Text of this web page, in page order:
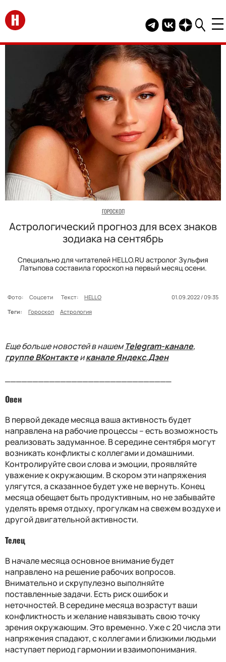
Перейти на главную
Telegram канал
Группа HELLO
Канал
ГОРОСКОП
Астрологический прогноз для всех знаков
зодиака на сентябрь
Специально для читателей HELLO.RU астролог Зульфия
Латыпова составила гороскоп на первый месяц осени.
Фото: Соцсети Текст: HELLO
01.09.2022 / 09:35
Теги:
Гороскоп Астрология
Еще больше новостей в нашемTelegram-канале,
группе ВКонтактеиканале Яндекс.Дзен
Овен
В первой декаде месяца ваша активность будет
направлена на рабочие процессы – есть возможность
реализовать задуманное. В середине сентября могут
возникать конфликты с коллегами и домашними.
Контролируйте свои слова и эмоции, проявляйте
уважение к окружающим. В скором эти напряжения
улягутся, а сказанное будет уже не вернуть. Конец
месяца обещает быть продуктивным, но не забывайте
уделять время отдыху, прогулкам на свежем воздухе и
другой двигательной активности.
Телец
В начале месяца основное внимание будет
направлено на решение рабочих вопросов.
Внимательно и скрупулезно выполняйте
поставленные задачи. Есть риск ошибок и
неточностей. В середине месяца возрастут ваши
конфликтность и желание навязывать свою точку
зрения окружающим. Это временно. Уже с 20 числа эти
напряжения спадают, с коллегами и близкими людьми
наступает период гармонии и взаимопонимания.